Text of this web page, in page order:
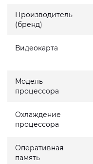
Производитель
(бренд)
Видеокарта
Модель
процессора
Охлаждение
процессора
Оперативная
память